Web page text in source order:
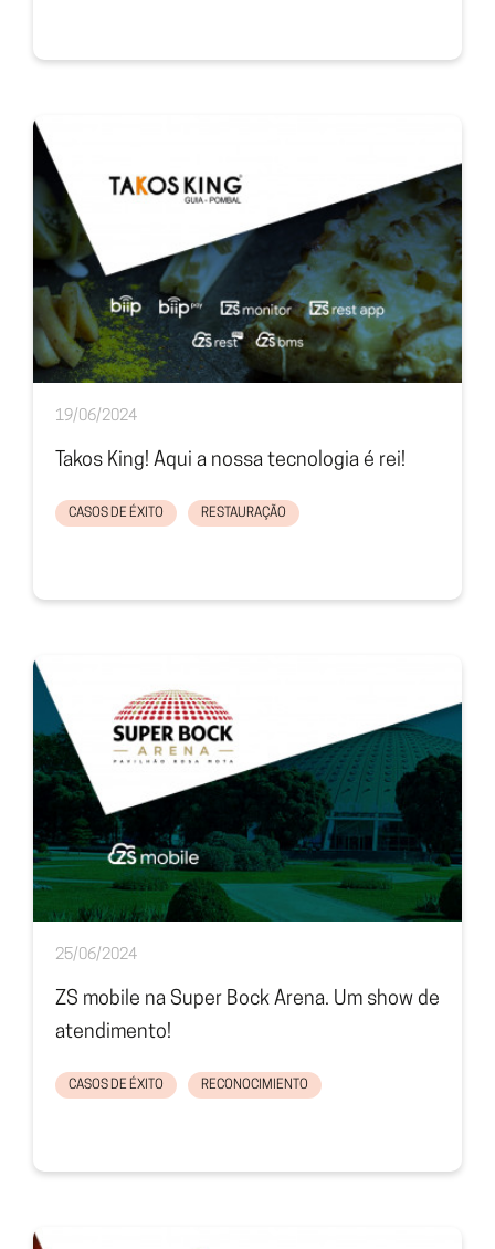
19/06/2024
Takos King! Aqui a nossa tecnologia é rei!
CASOS DE ÉXITO RESTAURAÇÃO
25/06/2024
ZS mobile na Super Bock Arena. Um show de
atendimento!
CASOS DE ÉXITO RECONOCIMIENTO